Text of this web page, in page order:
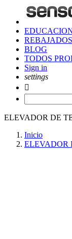
REBAJADOS
BLOG
TODOS
Sign in
settings

ELEVADOR DE
Inicio
ELEVADOR